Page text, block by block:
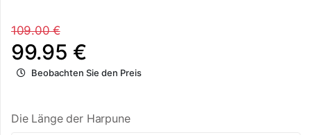
109.00 €
99.95 €
Beobachten Sie den Preis
Die Länge der Harpune